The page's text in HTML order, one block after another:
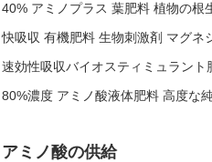
40% アミノプラス 葉肥料 植物の根
快吸収 有機肥料 生物刺激剤 マグネ
速効性吸収バイオスティミュラン
80%濃度 アミノ酸液体肥料 高度な
アミノ酸の供給